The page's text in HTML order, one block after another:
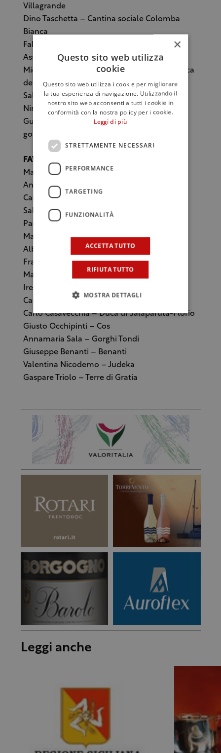
Villagrande
Dino Taschetta – Cantina sociale Colomba
Bianca
Fabio Foraci – Foraci
Assoenologi
Michele Scammacca del Murgo – Scammacca
del Murgo
Salvatore Cuffaro – Tenuta Chiarelli-Cuffaro
Nino Barraco – Barraco
Guido Falgares – Union européenne des
gourmets
FAVOREVOLI CON RISERVA
Massimo Padova – Rio Favara
Antonio Moretti – Feudo Maccari
Camillo Privitera- Ais
Salvatore Di Gaetano – Firriato
Paolo Marzotto – Baglio di Pianetto
Maria Carella – wine maker
Alberto Graci Aiello – Graci
Francesco Spadafora – Principi di Spadafora
Mario Fregoni – docente di Viticoltura
Irene Vaccaro – enologo Vivera
Carmela Di Bella – Icone
Carlo Casavecchia – Duca di Salaparuta-Florio
Giusto Occhipinti – Cos
Annamaria Sala – Gorghi Tondi
Giuseppe Benanti – Benanti
Valentina Nicodemo – Judeka
Gaspare Triolo – Terre di Gratia
Leggi anche
×
Questo sito web utilizza
cookie
Questo sito web utilizza i cookie per migliorare
la tua esperienza di navigazione. Utilizzando il
nostro sito web acconsenti a tutti i cookie in
conformità con la nostra policy per i cookie.
Leggi di più
STRETTAMENTE NECESSARI
PERFORMANCE
TARGETING
FUNZIONALITÀ
ACCETTA TUTTO
RIFIUTA TUTTO
MOSTRA DETTAGLI